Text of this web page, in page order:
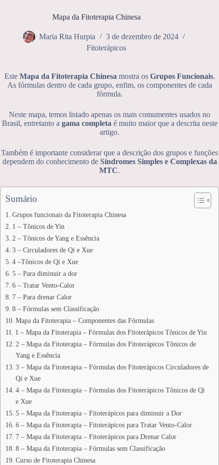
Mapa da Fitoterapia Chinesa
Maria Rita Hurpia
3 de dezembro de 2024
Fitoterápicos
Este Mapa da Fitoterapia Chinesa mostra os Grupos Funcionais.
As fórmulas dentro de cada grupo, enfim, os componentes de cada
fórmula.
Neste mapa, temos listado apenas os mais comumentes usados no
Brasil, entretanto a gama completa é muito maior que a descrita neste
artigo.
Também é importante considerar que a descrição dos grupos e funções
dependem do conhecimento de Síndromes Simples e Complexas da
MTC.
Sumário
Grupos funcionais da Fitoterapia Chinesa
1 – Tônicos de Yin
2 – Tônicos de Yang e Essência
3 – Circuladores de Qi e Xue
4 –Tônicos de Qi e Xue
5 – Para diminuir a dor
6 – Tratar Vento-Calor
7 – Para drenar Calor
8 – Fórmulas sem Classificação
Mapa da Fitoterapia – Componentes das Fórmulas
1 – Mapa da Fitoterapia – Fórmulas dos Fitoterápicos Tônicos de Yin
2 – Mapa da Fitoterapia – Fórmulas dos Fitoterápicos Tônicos de
Yang e Essência
3 – Mapa da Fitoterapia – Fórmulas dos Fitoterápicos Circuladores de
Qi e Xue
4 – Mapa da Fitoterapia – Fórmulas dos Fitoterápicos Tônicos de Qi
e Xue
5 – Mapa da Fitoterapia – Fitoterápicos para diminuir a Dor
6 – Mapa da Fitoterapia – Fitoterápicos para Tratar Vento-Calor
7 – Mapa da Fitoterapia – Fitoterápicos para Drenar Calor
8 – Mapa da Fitoterapia – Fórmulas sem Classificação
Curso de Fitoterapia Chinesa